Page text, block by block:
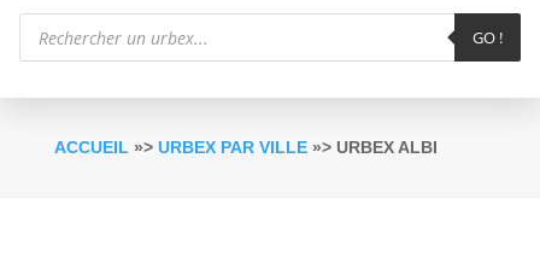
Recherche
produits
GO !
ACCUEIL »> URBEX PAR VILLE»> URBEX ALBI